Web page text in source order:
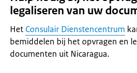
legaliseren van uw
Het Consulair Dienstencentrum
bemiddelen bij het opvragen en
documenten uit Nicaragua.